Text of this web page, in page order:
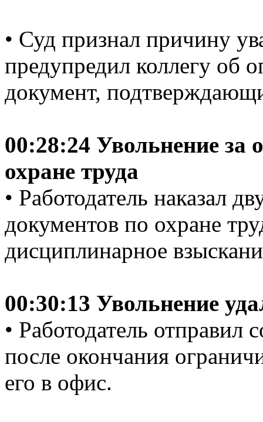
• Суд признал причину
предупредил коллегу об
документ,
00:28:24 Увольнение за
охране труда
• Работодатель наказал
документов по охране
дисциплинарное
00:30:13 Увольнение
• Работодатель отправил
после окончания
его в офис.